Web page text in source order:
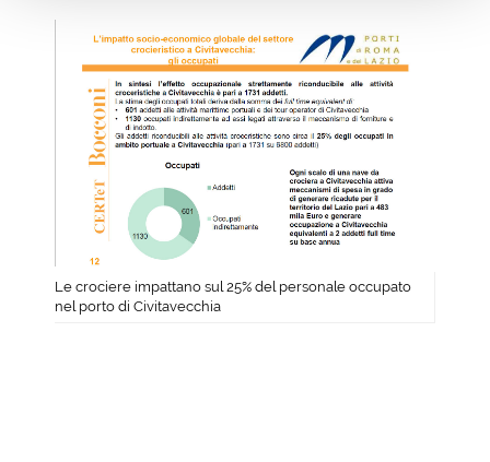
Le crociere impattano sul 25% del personale occupato
nel porto di Civitavecchia